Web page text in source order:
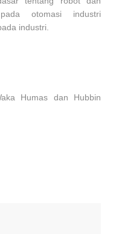
pada otomasi industri
industri.
Humas dan Hubbin